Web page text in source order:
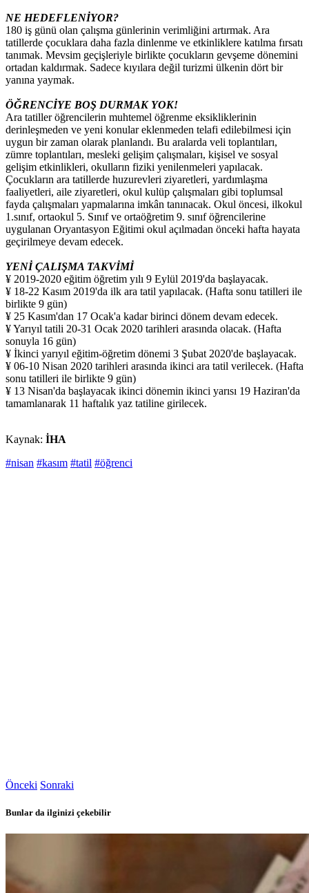
NE HEDEFLENİYOR?
180 iş günü olan çalışma günlerinin verimliğini artırmak. Ara
tatillerde çocuklara daha fazla dinlenme ve etkinliklere katılma fırsatı
tanımak. Mevsim geçişleriyle birlikte çocukların gevşeme dönemini
ortadan kaldırmak. Sadece kıyılara değil turizmi ülkenin dört bir
yanına yaymak.
ÖĞRENCİYE BOŞ DURMAK YOK!
Ara tatiller öğrencilerin muhtemel öğrenme eksikliklerinin
derinleşmeden ve yeni konular eklenmeden telafi edilebilmesi için
uygun bir zaman olarak planlandı. Bu aralarda veli toplantıları,
zümre toplantıları, mesleki gelişim çalışmaları, kişisel ve sosyal
gelişim etkinlikleri, okulların fiziki yenilenmeleri yapılacak.
Çocukların ara tatillerde huzurevleri ziyaretleri, yardımlaşma
faaliyetleri, aile ziyaretleri, okul kulüp çalışmaları gibi toplumsal
fayda çalışmaları yapmalarına imkân tanınacak. Okul öncesi, ilkokul
1.sınıf, ortaokul 5. Sınıf ve ortaöğretim 9. sınıf öğrencilerine
uygulanan Oryantasyon Eğitimi okul açılmadan önceki hafta hayata
geçirilmeye devam edecek.
YENİ ÇALIŞMA TAKVİMİ
¥ 2019-2020 eğitim öğretim yılı 9 Eylül 2019'da başlayacak.
¥ 18-22 Kasım 2019'da ilk ara tatil yapılacak. (Hafta sonu tatilleri ile
birlikte 9 gün)
¥ 25 Kasım'dan 17 Ocak'a kadar birinci dönem devam edecek.
¥ Yarıyıl tatili 20-31 Ocak 2020 tarihleri arasında olacak. (Hafta
sonuyla 16 gün)
¥ İkinci yarıyıl eğitim-öğretim dönemi 3 Şubat 2020'de başlayacak.
¥ 06-10 Nisan 2020 tarihleri arasında ikinci ara tatil verilecek. (Hafta
sonu tatilleri ile birlikte 9 gün)
¥ 13 Nisan'da başlayacak ikinci dönemin ikinci yarısı 19 Haziran'da
tamamlanarak 11 haftalık yaz tatiline girilecek.
Kaynak: İHA
#nisan #kasım #tatil #öğrenci
Önceki Sonraki
Bunlar da ilginizi çekebilir